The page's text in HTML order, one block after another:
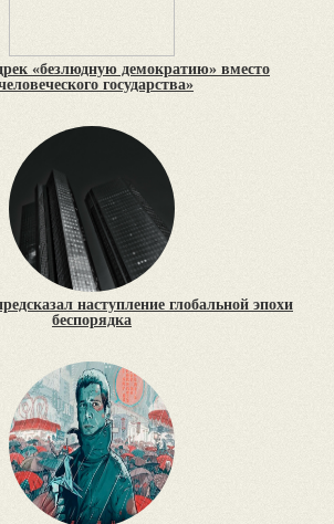
«безлюдную демократию» вместо
государства»
наступление глобальной эпохи
беспорядка